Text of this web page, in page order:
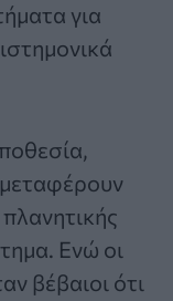
για
μεταφέρουν
Ενώ οι
βέβαιοι ότι